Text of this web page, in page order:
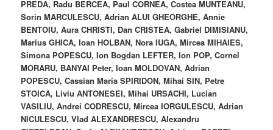
PREDA, Radu BERCEA, Paul CORNEA, Costea MUNTEANU,
Sorin MARCULESCU, Adrian ALUI GHEORGHE, Annie
BENTOIU, Aura CHRISTI, Dan CRISTEA, Gabriel DIMISIANU,
Marius GHICA, Ioan HOLBAN, Nora IUGA, Mircea MIHAIES,
Simona POPESCU, Ion Bogdan LEFTER, Ion POP, Cornel
MORARU, BANYAI Peter, Ioan MOLDOVAN, Adrian
POPESCU, Cassian Maria SPIRIDON, Mihai SIN, Petre
STOICA, Liviu ANTONESEI, Mihai URSACHI, Lucian
VASILIU, Andrei CODRESCU, Mircea IORGULESCU, Adrian
NICULESCU, Vlad ALEXANDRESCU, Alexandru